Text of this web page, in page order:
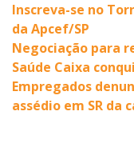
Inscreva-se no
da Apcef/SP
Negociação para
Saúde Caixa
Empregados
assédio em SR da